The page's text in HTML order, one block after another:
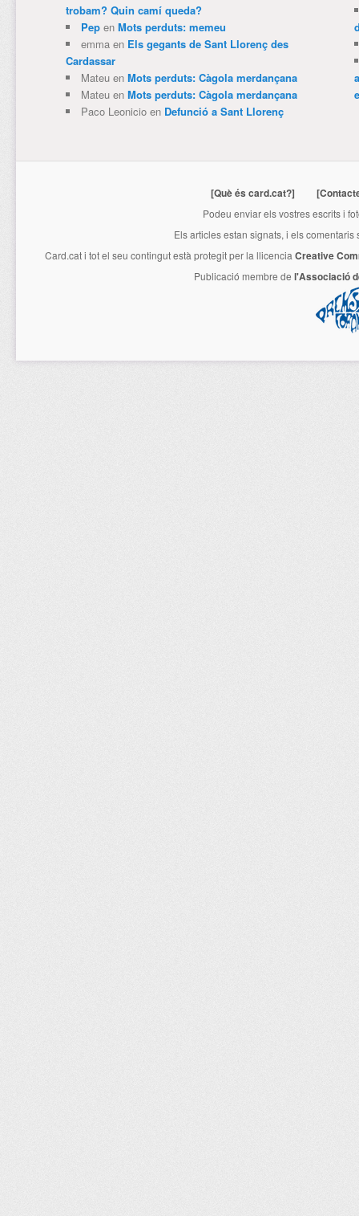
trobam? Quin camí queda?
Pepen Mots perduts: memeu
emmaen Els gegants de Sant Llorenç des
Cardassar
Mateuen Mots perduts: Càgola merdançana
Mateuen Mots perduts: Càgola merdançana
Paco Leonicioen Defunció a Sant Llorenç
[Què és card.cat?]
Podeu enviar els vostres escrits i
Els articles estan signats, i els
Card.cati tot el seu contingut està protegit per la llicencia Creative
Publicació membre de l'Associació